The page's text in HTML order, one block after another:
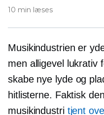
10 min læses
Musikindustrien er
men alligevel lukrativ
skabe nye lyde og
hitlisterne. Faktisk
musikindustri tjent